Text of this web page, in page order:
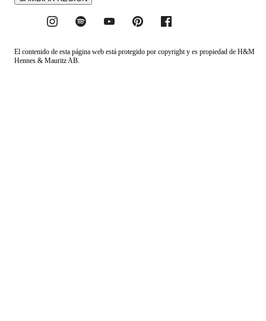
El contenido de esta página web está protegido por copyright y es propiedad de H&M
Hennes & Mauritz AB.